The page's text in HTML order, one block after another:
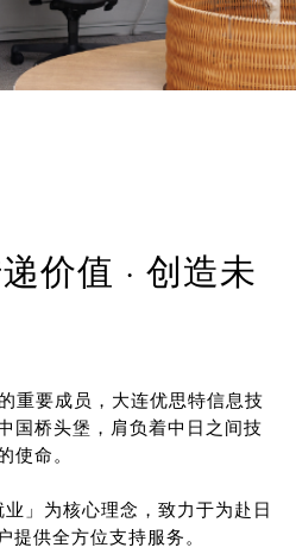
价值 · 创造未
重要成员，大连优思特信息技
国桥头堡，肩负着中日之间技
使命。
」为核心理念，致力于为赴日
供全方位支持服务。